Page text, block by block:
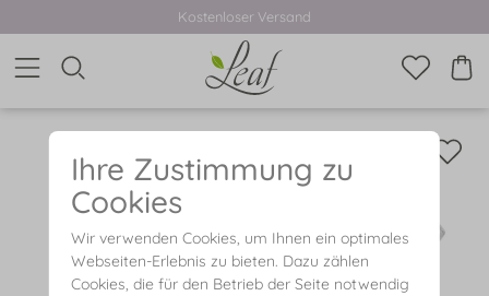
Kostenloser Versand
Ihre Zustimmung zu
Cookies
Wir verwenden Cookies, um Ihnen ein optimales
Webseiten-Erlebnis zu bieten. Dazu zählen
Cookies, die für den Betrieb der Seite notwendig